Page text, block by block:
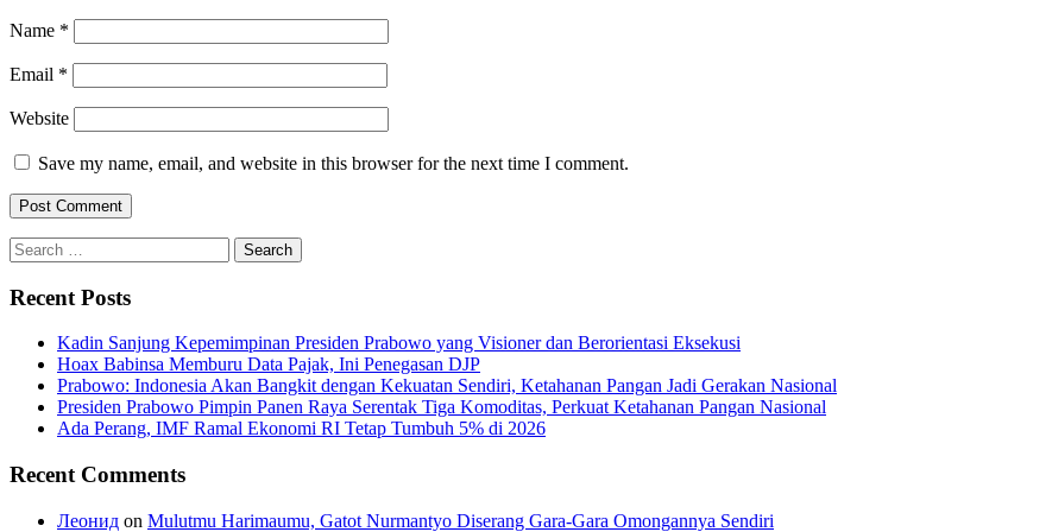
Name *
Email *
Website
Save my name, email, and website in this browser for the next time I comment.
Search
for:
Recent Posts
Kadin Sanjung Kepemimpinan Presiden Prabowo yang Visioner dan Berorientasi Eksekusi
Hoax Babinsa Memburu Data Pajak, Ini Penegasan DJP
Prabowo: Indonesia Akan Bangkit dengan Kekuatan Sendiri, Ketahanan Pangan Jadi Gerakan Nasional
Presiden Prabowo Pimpin Panen Raya Serentak Tiga Komoditas, Perkuat Ketahanan Pangan Nasional
Ada Perang, IMF Ramal Ekonomi RI Tetap Tumbuh 5% di 2026
Recent Comments
Леонид on Mulutmu Harimaumu, Gatot Nurmantyo Diserang Gara-Gara Omongannya Sendiri